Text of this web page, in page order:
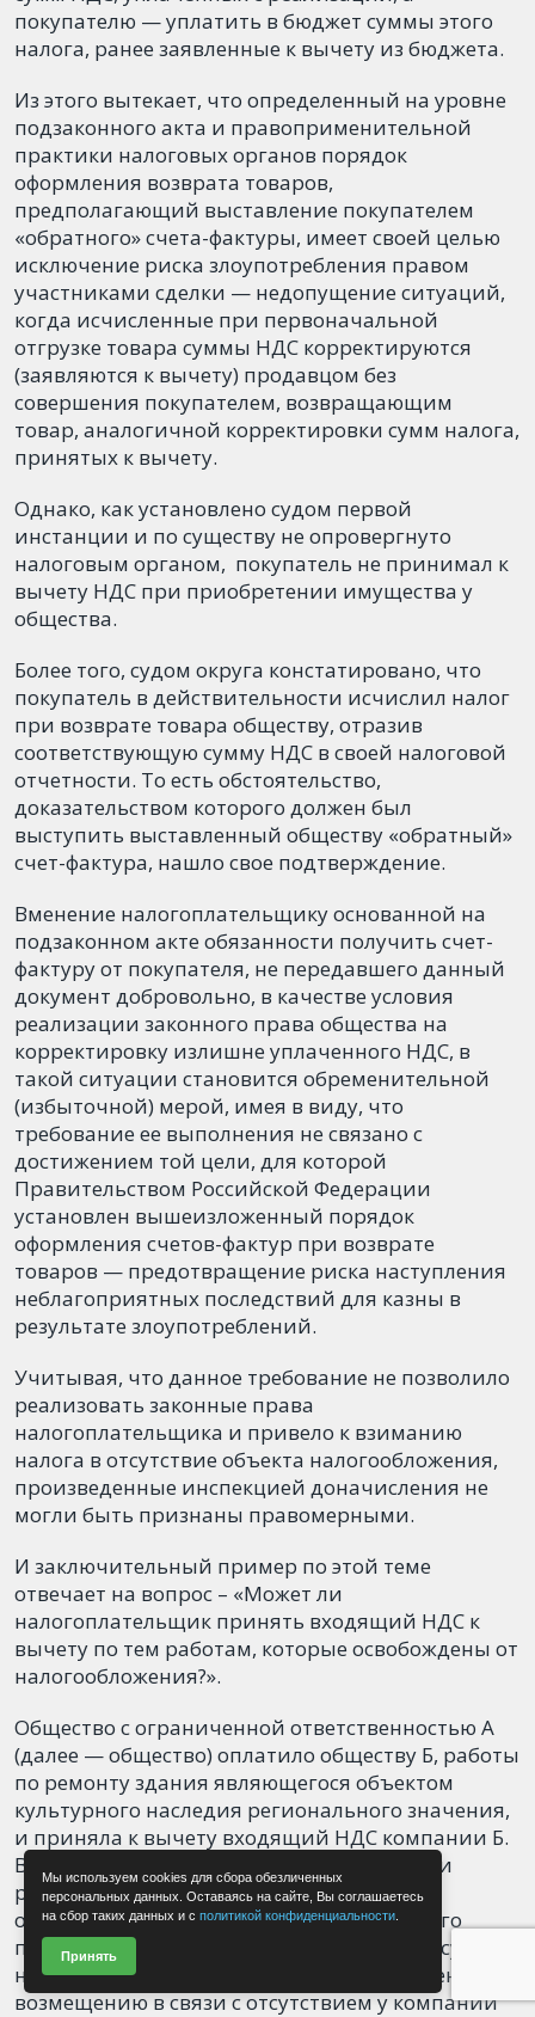
покупателю — уплатить в бюджет суммы этого
налога, ранее заявленные к вычету из бюджета.
Из этого вытекает, что определенный на уровне
подзаконного акта и правоприменительной
практики налоговых органов порядок
оформления возврата товаров,
предполагающий выставление покупателем
«обратного» счета-фактуры, имеет своей целью
исключение риска злоупотребления правом
участниками сделки — недопущение ситуаций,
когда исчисленные при первоначальной
отгрузке товара суммы НДС корректируются
(заявляются к вычету) продавцом без
совершения покупателем, возвращающим
товар, аналогичной корректировки сумм налога,
принятых к вычету.
Однако, как установлено судом первой
инстанции и по существу не опровергнуто
налоговым органом, покупатель не принимал к
вычету НДС при приобретении имущества у
общества.
Более того, судом округа констатировано, что
покупатель в действительности исчислил налог
при возврате товара обществу, отразив
соответствующую сумму НДС в своей налоговой
отчетности. То есть обстоятельство,
доказательством которого должен был
выступить выставленный обществу «обратный»
счет-фактура, нашло свое подтверждение.
Вменение налогоплательщику основанной на
подзаконном акте обязанности получить счет-
фактуру от покупателя, не передавшего данный
документ добровольно, в качестве условия
реализации законного права общества на
корректировку излишне уплаченного НДС, в
такой ситуации становится обременительной
(избыточной) мерой, имея в виду, что
требование ее выполнения не связано с
достижением той цели, для которой
Правительством Российской Федерации
установлен вышеизложенный порядок
оформления счетов-фактур при возврате
товаров — предотвращение риска наступления
неблагоприятных последствий для казны в
результате злоупотреблений.
Учитывая, что данное требование не позволило
реализовать законные права
налогоплательщика и привело к взиманию
налога в отсутствие объекта налогообложения,
произведенные инспекцией доначисления не
могли быть признаны правомерными.
И заключительный пример по этой теме
отвечает на вопрос – «Может ли
налогоплательщик принять входящий НДС к
вычету по тем работам, которые освобождены от
налогообложения?».
Общество с ограниченной ответственностью А
(далее — общество) оплатило обществу Б, работы
по ремонту здания являющегося объектом
культурного наследия регионального значения,
и приняла к вычету входящий НДС компании Б.
В последствии налоговые органы вынесли
решения о привлечении компании А к
ответственности за совершение налогового
правонарушения и отказе в возмещении сумм
налога на добавленную стоимость, заявленных к
возмещению в связи с отсутствием у компании
Мы используем cookies для сбора обезличенных
персональных данных. Оставаясь на сайте, Вы соглашаетесь
на сбор таких данных и с политикой конфиденциальности
Принять